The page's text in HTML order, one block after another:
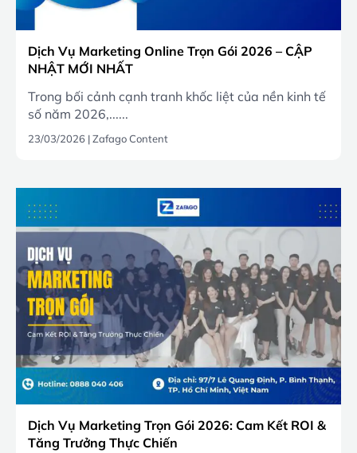
Dịch Vụ Marketing Online Trọn Gói 2026 – CẬP
NHẬT MỚI NHẤT
Trong bối cảnh cạnh tranh khốc liệt của nền kinh tế
số năm 2026,......
23/03/2026 |Zafago Content
Dịch Vụ Marketing Trọn Gói 2026: Cam Kết ROI &
Tăng Trưởng Thực Chiến